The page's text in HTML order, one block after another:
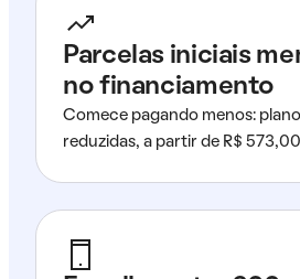
Parcelas iniciais
no financiamento
Comece pagando menos:
reduzidas, a partir de R$